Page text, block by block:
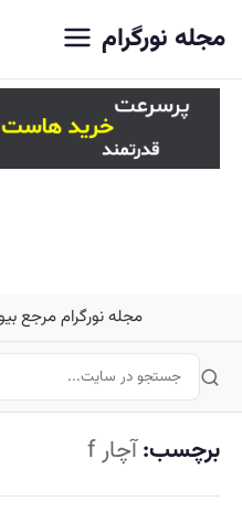
مجله نورگرام
مجله نورگرام مرجع
برچسب:آچار f